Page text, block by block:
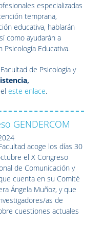
especializadas
temprana,
educativa, hablarán
como ayudarán a
Educativa.
de Psicología y
este enlace.
GENDERCOM
acoge los días 30
el X Congreso
de Comunicación y
cuenta en su Comité
Ángela Muñoz, y que
as de
cuestiones actuales